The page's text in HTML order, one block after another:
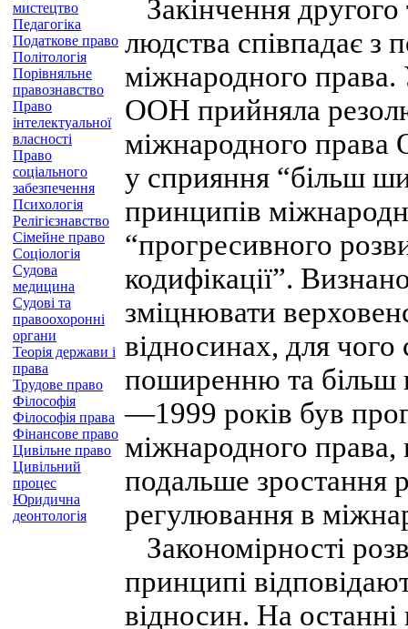
мистецтво
Педагогіка
Податкове право
Політологія
Порівняльне
правознавство
Право
інтелектуальної
власності
Право
соціального
забезпечення
Психологія
Релігієзнавство
Сімейне право
Соціологія
Судова
медицина
Судові та
правоохоронні
органи
Теорія держави і
права
Трудове право
Філософія
Філософія права
Фінансове право
Цивільне право
Цивільний
процес
Юридична
деонтологія
Закінчення другого
людства співпадає з
міжнародного
ООН прийняла
міжнародного
у сприяння “більш
принципів
“прогресивного
кодифікації”.
зміцнювати
відносинах, для
поширенню та більш
—1999 років був
міжнародного права,
подальше зростання
регулювання в
Закономірності
принципі
відносин. На останні